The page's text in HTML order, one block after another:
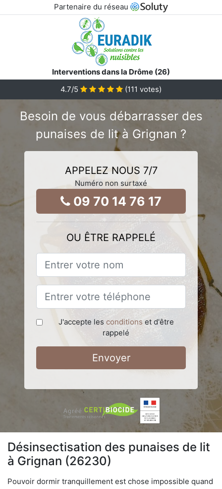
Partenaire du réseau
Interventions dans la Drôme (26)
4.7/5 (111 votes)
Besoin de vous débarrasser des
punaises de lit à Grignan ?
APPELEZ NOUS 7/7
Numéro non surtaxé
09 70 14 76 17
OU ÊTRE RAPPELÉ
J'accepte les conditions et d'être
rappelé
Envoyer
Désinsectisation des punaises de lit
à Grignan (26230)
Pouvoir dormir tranquillement est chose impossible quand